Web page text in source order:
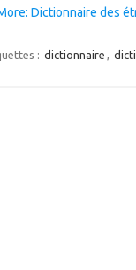
Dictionnaire des
: dictionnaire ,